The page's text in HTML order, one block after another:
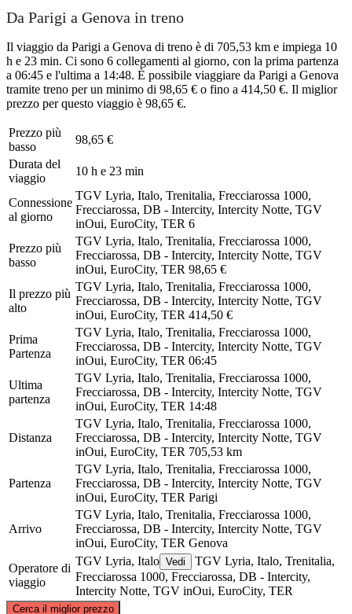
Da Parigi a Genova in treno
Il viaggio da Parigi a Genova di treno è di 705,53 km e impiega 10
h e 23 min. Ci sono 6 collegamenti al giorno, con la prima partenza
a 06:45 e l'ultima a 14:48. È possibile viaggiare da Parigi a Genova
tramite treno per un minimo di 98,65 € o fino a 414,50 €. Il miglior
prezzo per questo viaggio è 98,65 €.
Prezzo più
basso
98,65 €
Durata del
viaggio
10 h e 23 min
Connessione
al giorno
TGV Lyria, Italo, Trenitalia, Frecciarossa 1000,
Frecciarossa, DB - Intercity, Intercity Notte, TGV
inOui, EuroCity, TER 6
Prezzo più
basso
TGV Lyria, Italo, Trenitalia, Frecciarossa 1000,
Frecciarossa, DB - Intercity, Intercity Notte, TGV
inOui, EuroCity, TER 98,65 €
Il prezzo più
alto
TGV Lyria, Italo, Trenitalia, Frecciarossa 1000,
Frecciarossa, DB - Intercity, Intercity Notte, TGV
inOui, EuroCity, TER 414,50 €
Prima
Partenza
TGV Lyria, Italo, Trenitalia, Frecciarossa 1000,
Frecciarossa, DB - Intercity, Intercity Notte, TGV
inOui, EuroCity, TER 06:45
Ultima
partenza
TGV Lyria, Italo, Trenitalia, Frecciarossa 1000,
Frecciarossa, DB - Intercity, Intercity Notte, TGV
inOui, EuroCity, TER 14:48
Distanza
TGV Lyria, Italo, Trenitalia, Frecciarossa 1000,
Frecciarossa, DB - Intercity, Intercity Notte, TGV
inOui, EuroCity, TER 705,53 km
Partenza
TGV Lyria, Italo, Trenitalia, Frecciarossa 1000,
Frecciarossa, DB - Intercity, Intercity Notte, TGV
inOui, EuroCity, TER Parigi
Arrivo
TGV Lyria, Italo, Trenitalia, Frecciarossa 1000,
Frecciarossa, DB - Intercity, Intercity Notte, TGV
inOui, EuroCity, TER Genova
Operatore di
viaggio
TGV Lyria, Italo Vedi
TGV Lyria, Italo, Trenitalia,
Frecciarossa 1000, Frecciarossa, DB - Intercity,
Intercity Notte, TGV inOui, EuroCity, TER
Cerca il miglior prezzo
©CARTO , ©OpenStreetMapcontributors